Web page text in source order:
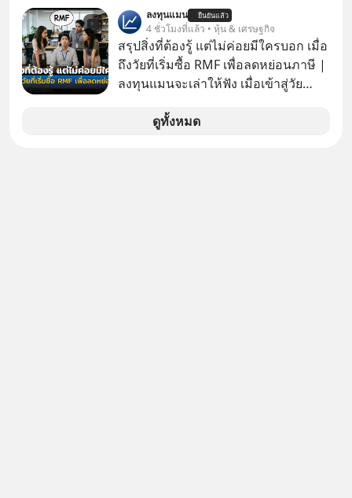
ลงทุนแมน ยืนยันแล้ว
4 ชั่วโมงที่แล้ว • หุ้น & เศรษฐกิจ
สรุปสิ่งที่ต้องรู้ แต่ไม่ค่อยมีใครบอก เมื่อ
ถึงวัยที่เริ่มซื้อ RMF เพื่อลดหย่อนภาษี |
ลงทุนแมนจะเล่าให้ฟัง เมื่อเข้าสู่วัย
ดูทั้งหมด